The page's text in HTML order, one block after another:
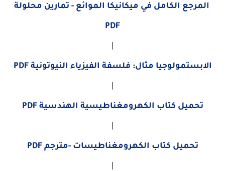
المرجع الكامل في ميكانيكا الموائع - تمارين محلولة
PDF
|
الابستمولوجيا مثال: فلسفة الفيزياء النيوتونية PDF
|
تحميل كتاب الكهرومغناطيسية الهندسية PDF
|
تحميل كتاب الكهرومغناطيسات -مترجم PDF
|